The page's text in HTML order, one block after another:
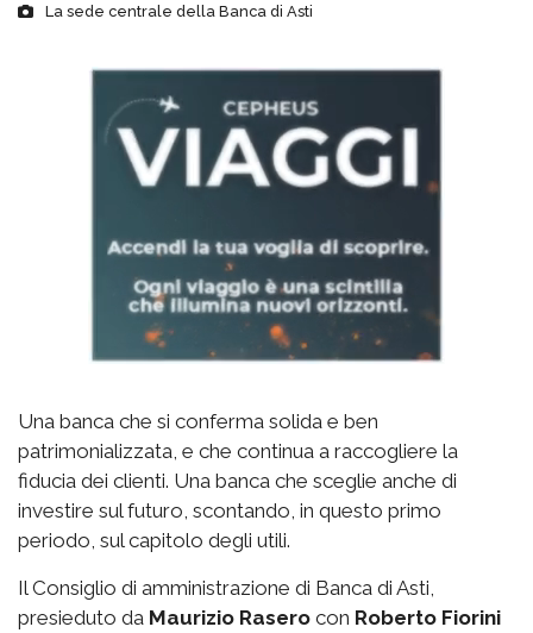
La sede centrale della Banca di Asti
Una banca che si conferma solida e ben
patrimonializzata, e che continua a raccogliere la
fiducia dei clienti. Una banca che sceglie anche di
investire sul futuro, scontando, in questo primo
periodo, sul capitolo degli utili.
Il Consiglio di amministrazione di Banca di Asti,
presieduto da Maurizio Rasero con Roberto Fiorini